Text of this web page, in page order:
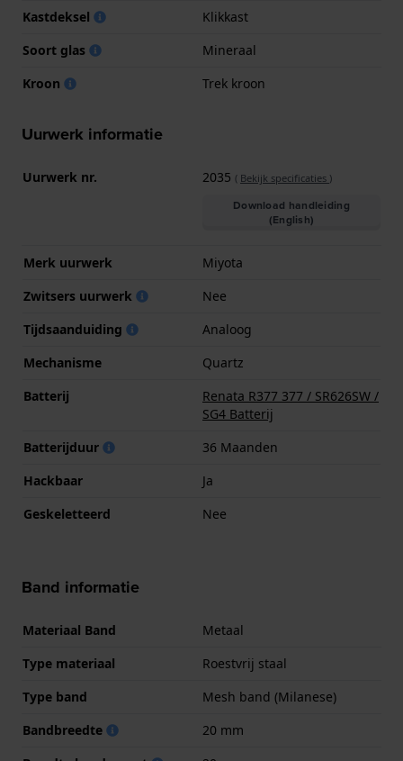
Kastdeksel
Klikkast
Soort glas
Mineraal
Kroon
Trek kroon
Uurwerk informatie
Uurwerk nr. 2035 ( Bekijk specificaties )
Download handleiding
(English)
Merk uurwerk
Miyota
Zwitsers uurwerk
Nee
Tijdsaanduiding
Analoog
Mechanisme
Quartz
Batterij
Renata R377 377 / SR626SW /
SG4 Batterij
Batterijduur
36 Maanden
Hackbaar
Ja
Geskeletteerd
Nee
Band informatie
Materiaal Band
Metaal
Type materiaal
Roestvrij staal
Type band
Mesh band (Milanese)
Bandbreedte
20 mm